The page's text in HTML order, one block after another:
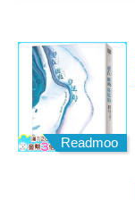
Readmoo